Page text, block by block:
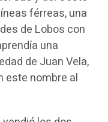
férreas, una
de Lobos con
una
de Juan Vela,
este nombre al